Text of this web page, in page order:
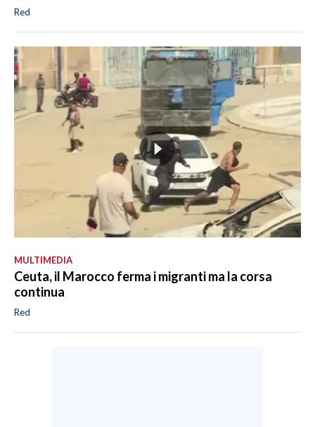
Red
MULTIMEDIA
Ceuta, il Marocco ferma i migranti ma la corsa
continua
Red